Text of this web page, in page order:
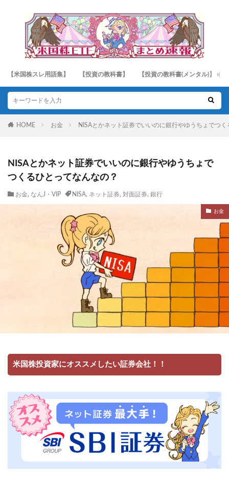
【米国株スレ用語集】 【投資の教科書】 【投資の教科書(メンタル)】
HOME お金 NISAとかネット証券でいいのに銀行やゆうちょでつ
NISAとかネット証券でいいのに銀行やゆうちょで
つくるひとってなんなの？
お金, なんJ・VIP NISA, ネット証券, 対面証券, 銀行
お金
米国株投資家にオススメしたい証券会社！！